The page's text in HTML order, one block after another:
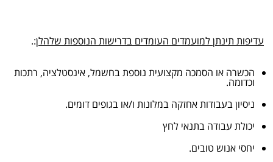
עדיפות תינתן למועמדים העומדים בדרישות הנוספות שלהלן:.
הכשרה או הסמכה מקצועית נוספת בחשמל, אינסטלציה, רתכות
וכדומה.
ניסיון בעבודות אחזקה במלונות ו/או בגופים דומים.
יכולת עבודה בתנאי לחץ
יחסי אנוש טובים.